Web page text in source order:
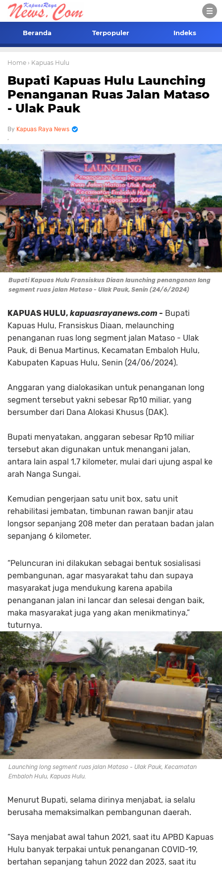
Beranda Terpopuler Indeks
Home › Kapuas Hulu
Bupati Kapuas Hulu Launching
Penanganan Ruas Jalan Mataso
- Ulak Pauk
Kapuas Raya News
Bupati Kapuas Hulu Fransiskus Diaan launching penanganan long
segment ruas jalan Mataso - Ulak Pauk, Senin (24/6/2024)
KAPUAS HULU, kapuasrayanews.com - Bupati
Kapuas Hulu, Fransiskus Diaan, melaunching
penanganan ruas long segment jalan Mataso - Ulak
Pauk, di Benua Martinus, Kecamatan Embaloh Hulu,
Kabupaten Kapuas Hulu, Senin (24/06/2024).
Anggaran yang dialokasikan untuk penanganan long
segment tersebut yakni sebesar Rp10 miliar, yang
bersumber dari Dana Alokasi Khusus (DAK).
Bupati menyatakan, anggaran sebesar Rp10 miliar
tersebut akan digunakan untuk menangani jalan,
antara lain aspal 1,7 kilometer, mulai dari ujung aspal ke
arah Nanga Sungai.
Kemudian pengerjaan satu unit box, satu unit
rehabilitasi jembatan, timbunan rawan banjir atau
longsor sepanjang 208 meter dan perataan badan jalan
sepanjang 6 kilometer.
“Peluncuran ini dilakukan sebagai bentuk sosialisasi
pembangunan, agar masyarakat tahu dan supaya
masyarakat juga mendukung karena apabila
penanganan jalan ini lancar dan selesai dengan baik,
maka masyarakat juga yang akan menikmatinya,”
tuturnya.
Launching long segment ruas jalan Mataso - Ulak Pauk, Kecamatan
Embaloh Hulu, Kapuas Hulu.
Menurut Bupati, selama dirinya menjabat, ia selalu
berusaha memaksimalkan pembangunan daerah.
“Saya menjabat awal tahun 2021, saat itu APBD Kapuas
Hulu banyak terpakai untuk penanganan COVID-19,
bertahan sepanjang tahun 2022 dan 2023, saat itu